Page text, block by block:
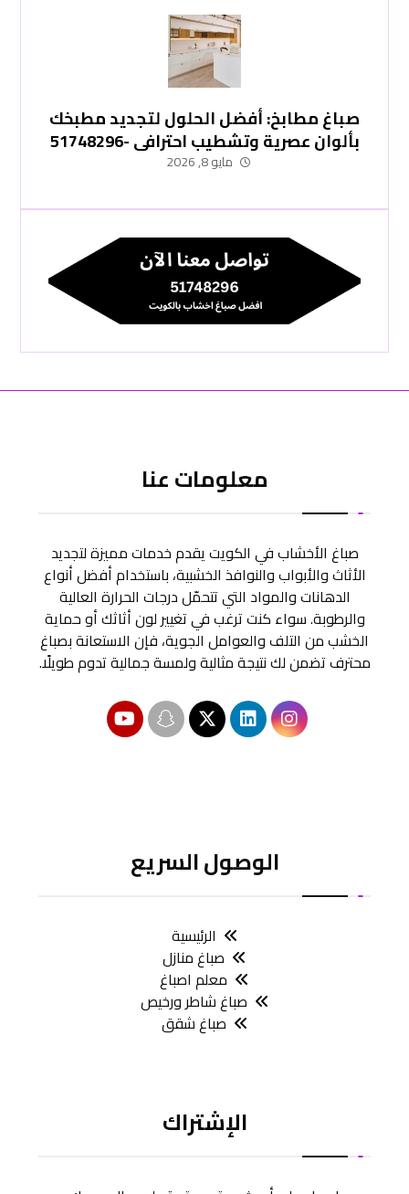
صباغ مطابخ: أفضل الحلول لتجديد مطبخك
بألوان عصرية وتشطيب احترافي -51748296
مايو 8, 2026
معلومات عنا
صباغ الأخشاب في الكويت يقدم خدمات مميزة لتجديد
الأثاث والأبواب والنوافذ الخشبية، باستخدام أفضل أنواع
الدهانات والمواد التي تتحمّل درجات الحرارة العالية
والرطوبة. سواء كنت ترغب في تغيير لون أثاثك أو حماية
الخشب من التلف والعوامل الجوية، فإن الاستعانة بصباغ
محترف تضمن لك نتيجة مثالية ولمسة جمالية تدوم طويلًا.
الوصول السريع
الرئيسية
صباغ منازل
معلم اصباغ
صباغ شاطر ورخيص
صباغ شقق
الإشتراك